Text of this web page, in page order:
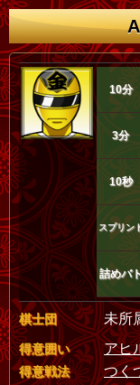
10分
3分
10秒
スプリン
詰めバ
棋士団 未所
得意囲い アヒ
得意戦法 つく